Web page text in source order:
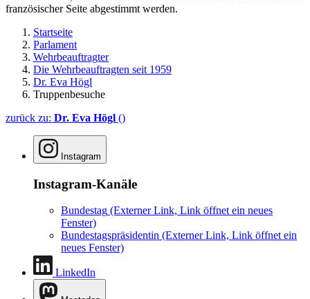
französischer Seite abgestimmt werden.
Startseite
Parlament
Wehrbeauftragter
Die Wehrbeauftragten seit 1959
Dr. Eva Högl
Truppenbesuche
zurück zu: Dr. Eva Högl ()
Instagram
Instagram-Kanäle
Bundestag (Externer Link, Link öffnet ein neues
Fenster)
Bundestagspräsidentin (Externer Link, Link öffnet ein
neues Fenster)
LinkedIn